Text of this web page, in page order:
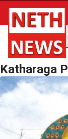
Katharaga